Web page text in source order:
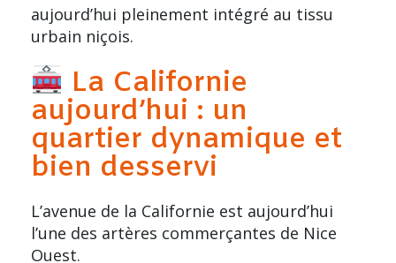
aujourd’hui pleinement intégré au tissu
urbain niçois.
La Californie
aujourd’hui : un
quartier dynamique et
bien desservi
L’avenue de la Californie est aujourd’hui
l’une des artères commerçantes de Nice
Ouest.